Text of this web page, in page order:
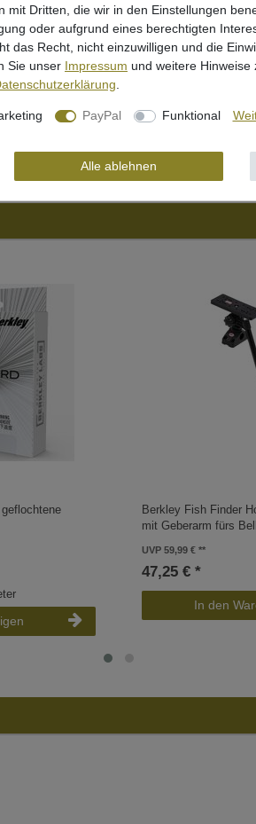
Berkley Fish Finder
mit Geberarm fürs
UVP 59,99 €
47,25 € *
In den
mit Dritten, die wir in den Einstellungen
oder aufgrund eines berechtigten
das Recht, nicht einzuwilligen und die
Sie unser Impressum und weitere Hinweise
.
PayPal Funktional
Alle ablehnen